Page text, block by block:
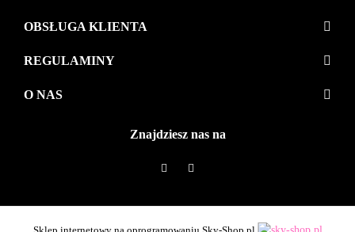
OBSŁUGA KLIENTA
REGULAMINY
O NAS
Znajdziesz nas na